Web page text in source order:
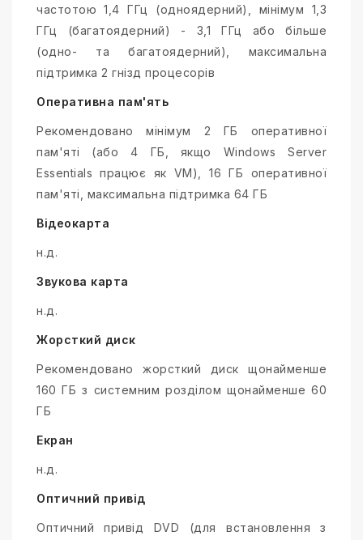
частотою 1,4 ГГц (одноядерний), мінімум 1,3
ГГц (багатоядерний) - 3,1 ГГц або більше
(одно- та багатоядерний), максимальна
підтримка 2 гнізд процесорів
Оперативна пам'ять
Рекомендовано мінімум 2 ГБ оперативної
пам'яті (або 4 ГБ, якщо Windows Server
Essentials працює як VM), 16 ГБ оперативної
пам'яті, максимальна підтримка 64 ГБ
Відеокарта
н.д.
Звукова карта
н.д.
Жорсткий диск
Рекомендовано жорсткий диск щонайменше
160 ГБ з системним розділом щонайменше 60
ГБ
Екран
н.д.
Оптичний привід
Оптичний привід DVD (для встановлення з